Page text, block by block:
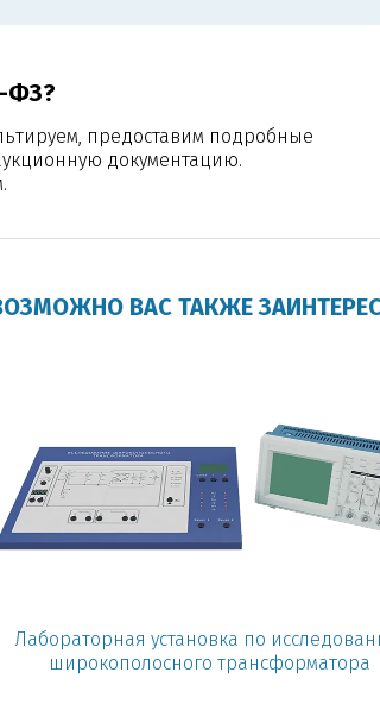
ФЗ?
предоставим подробные
документацию.
ВАС ТАКЖЕ
Лабораторная установка по
широкополосного трансформатора